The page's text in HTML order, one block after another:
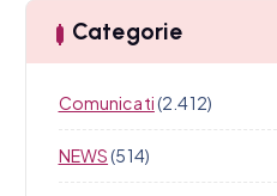
Categorie
Comunicati(2.412)
NEWS(514)